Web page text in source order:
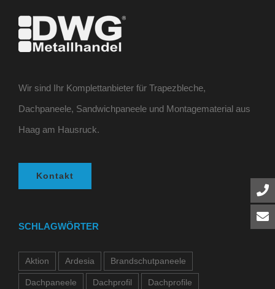
Wir sind Ihr Komplettanbieter für Trapezbleche,
Dachpaneele, Sandwichpaneele und Montagematerial aus
Haag am Hausruck.
Kontakt
SCHLAGWÖRTER
Aktion Ardesia Brandschutpaneele
Dachpaneele Dachprofil Dachprofile